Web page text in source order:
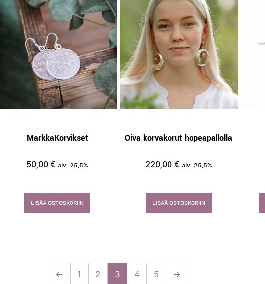
MarkkaKorvikset
50,00€ alv. 25,5%
LISÄÄ OSTOSKORIIN
Oiva korvakorut hopeapallolla
220,00€ alv. 25,5%
LISÄÄ OSTOSKORIIN
← 1 2 3 4 5 →